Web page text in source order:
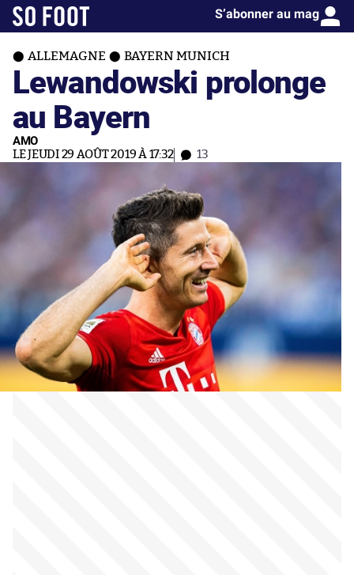
S’abonner au mag
ALLEMAGNE BAYERN MUNICH
Lewandowski prolonge
au Bayern
AMO
LE JEUDI 29 AOÛT 2019 À 17:32 13